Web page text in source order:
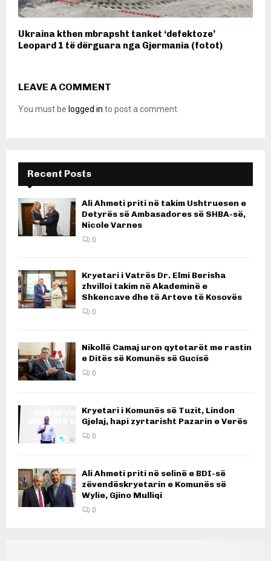
Ukraina kthen mbrapsht tanket ‘defektoze’
Leopard 1 të dërguara nga Gjermania (fotot)
LEAVE A COMMENT
You must be logged in to post a comment.
Recent Posts
Ali Ahmeti priti në takim Ushtruesen e
Detyrës së Ambasadores së SHBA-së,
Nicole Varnes
0
Kryetari i Vatrës Dr. Elmi Berisha
zhvilloi takim në Akademinë e
Shkencave dhe të Arteve të Kosovës
0
Nikollë Camaj uron qytetarët me rastin
e Ditës së Komunës së Gucisë
0
Kryetari i Komunës së Tuzit, Lindon
Gjelaj, hapi zyrtarisht Pazarin e Verës
0
Ali Ahmeti priti në selinë e BDI-së
zëvendëskryetarin e Komunës së
Wylie, Gjino Mulliqi
0